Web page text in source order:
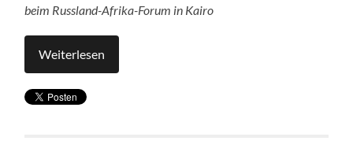
beim Russland-Afrika-Forum in Kairo
Weiterlesen